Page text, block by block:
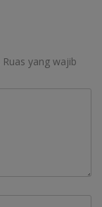
Ruas yang wajib